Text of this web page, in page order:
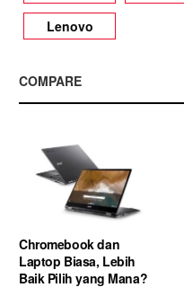
Lenovo
COMPARE
Chromebook dan
Laptop Biasa, Lebih
Baik Pilih yang Mana?